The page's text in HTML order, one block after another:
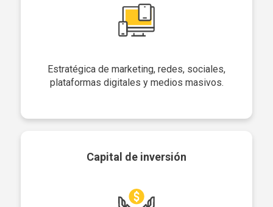
Estratégica de marketing, redes, sociales,
plataformas digitales y medios masivos.
Capital de inversión